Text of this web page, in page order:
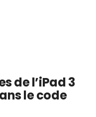
de l’iPad 3
le code